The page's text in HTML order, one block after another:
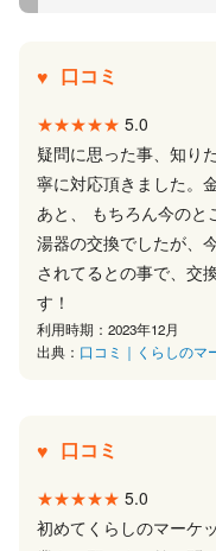
口コミ
★★★★★ 5.0
疑問に思った事、知り
寧に対応頂きました。
あと、 もちろん今の
湯器の交換でしたが、
されてるとの事で、交
す！
利用時期：2023年12月
出典： 口コミ｜くらしのマ
口コミ
★★★★★ 5.0
初めてくらしのマーケ